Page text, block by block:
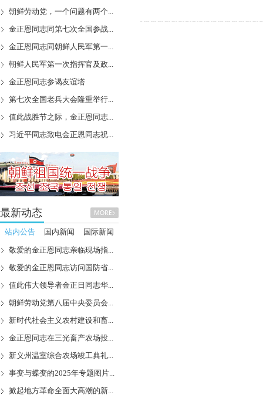
朝鲜劳动党，一个问题有两个...
金正恩同志同第七次全国参战...
金正恩同志同朝鲜人民军第一...
朝鲜人民军第一次指挥官及政...
金正恩同志参谒友谊塔
第七次全国老兵大会隆重举行...
值此战胜节之际，金正恩同志...
习近平同志致电金正恩同志祝...
最新动态
站内公告 国内新闻 国际新闻
敬爱的金正恩同志亲临现场指...
敬爱的金正恩同志访问国防省...
值此伟大领导者金正日同志华...
朝鲜劳动党第八届中央委员会...
新时代社会主义农村建设和畜...
金正恩同志在三光畜产农场投...
新义州温室综合农场竣工典礼...
事变与蝶变的2025年专题图片...
掀起地方革命全面大高潮的新...